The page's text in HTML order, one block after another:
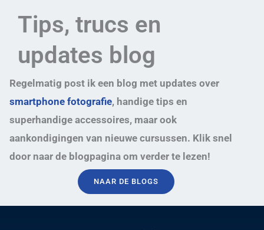
Tips, trucs en
updates blog
Regelmatig post ik een blog met updates over
smartphone fotografie, handige tips en
superhandige accessoires, maar ook
aankondigingen van nieuwe cursussen. Klik snel
door naar de blogpagina om verder te lezen!
NAAR DE BLOGS